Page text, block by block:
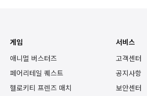
게임
애니멀 버스터즈
페어리테일 퀘스트
헬로키티 프렌즈 매치
서비스
고객센터
공지사항
보안센터